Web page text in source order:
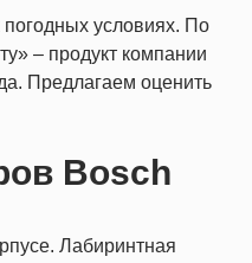
условиях. По
– продукт компании
Предлагаем оценить
Bosch
Лабиринтная